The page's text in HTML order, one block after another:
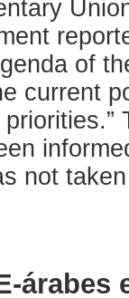
of
current
not